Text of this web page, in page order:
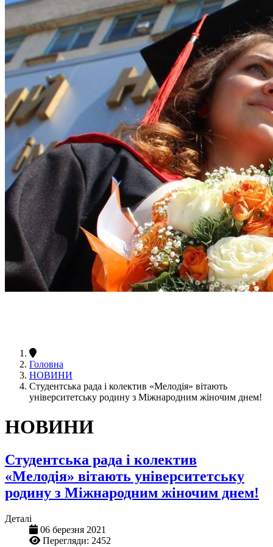
Головна
НОВИНИ
Студентська рада і колектив «Мелодія» вітають
університетську родину з Міжнародним жіночим днем!
НОВИНИ
Студентська рада і колектив
«Мелодія» вітають університетську
родину з Міжнародним жіночим днем!
Деталі
06 березня 2021
Перегляди: 2452